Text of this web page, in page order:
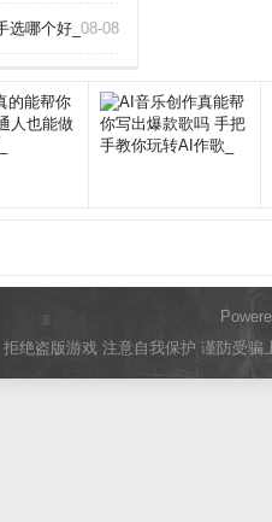
哪个好_ 08-08
拒绝盗版游戏 注意自我保护 谨防受